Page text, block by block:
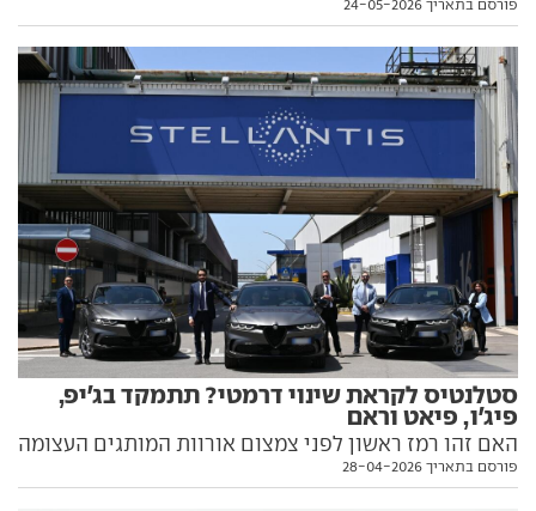
אסטרטגית חדשה, שכוללת גם קאמבק לסיטרואן דה-שבו
פורסם בתאריך 24-05-2026
סטלנטיס לקראת שינוי דרמטי? תתמקד בג'יפ,
פיג'ו, פיאט וראם
האם זהו רמז ראשון לפני צמצום אורוות המותגים העצומה
של הקונצרן האירופי-אמריקאי? סטלנטיס מבהירה כי
פורסם בתאריך 28-04-2026